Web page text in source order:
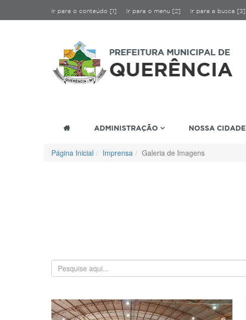
Ir para o conteúdo [1] Ir para o menu [2] Ir para a busca [3]
ADMINISTRAÇÃO NOSSA CIDADE
Página Inicial Imprensa Galeria de Imagens